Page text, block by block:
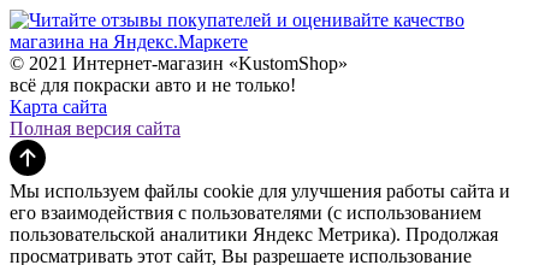
© 2021 Интернет-магазин «KustomShop»
всё для покраски авто и не только!
Карта сайта
Полная версия сайта
Мы используем файлы cookie для улучшения работы сайта и
его взаимодействия с пользователями (с использованием
пользовательской аналитики Яндекс Метрика). Продолжая
просматривать этот сайт, Вы разрешаете использование